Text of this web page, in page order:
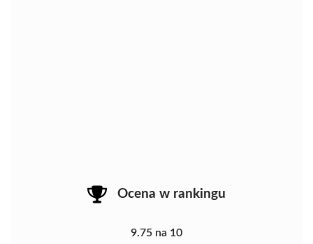
Ocena w rankingu
9.75 na 10